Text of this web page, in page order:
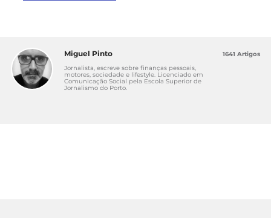
Miguel Pinto
Jornalista, escreve sobre finanças pessoais,
motores, sociedade e lifestyle. Licenciado em
Comunicação Social pela Escola Superior de
Jornalismo do Porto.
1641 Artigos